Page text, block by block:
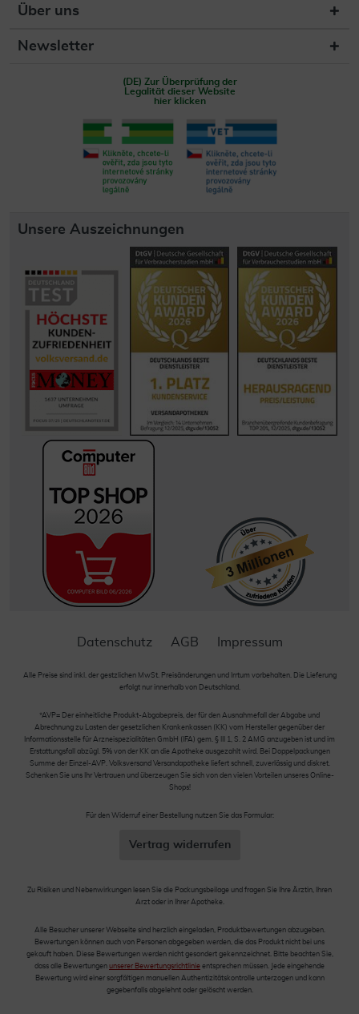
Über uns
Newsletter
(DE) Zur Überprüfung der
Legalität dieser Website
hier klicken
Unsere Auszeichnungen
Datenschutz AGB Impressum
Alle Preise sind inkl. der gestzlichen MwSt. Preisänderungen und Irrtum vorbehalten. Die Lieferung
erfolgt nur innerhalb von Deutschland.
*AVP= Der einheitliche Produkt-Abgabepreis, der für den Ausnahmefall der Abgabe und
Abrechnung zu Lasten der gesetzlichen Krankenkassen (KK) vom Hersteller gegenüber der
Informationsstelle für Arzneispezialitäten GmbH (IFA) gem. § III 1, S. 2 AMG anzugeben ist und im
Erstattungsfall abzügl. 5% von der KK an die Apotheke ausgezahlt wird. Bei Doppelpackungen
Summe der Einzel-AVP. Volksversand Versandapotheke liefert schnell, zuverlässig und diskret.
Schenken Sie uns Ihr Vertrauen und überzeugen Sie sich von den vielen Vorteilen unseres Online-
Shops!
Für den Widerruf einer Bestellung nutzen Sie das Formular:
Vertrag widerrufen
Zu Risiken und Nebenwirkungen lesen Sie die Packungsbeilage und fragen Sie Ihre Ärztin, Ihren
Arzt oder in Ihrer Apotheke.
Alle Besucher unserer Webseite sind herzlich eingeladen, Produktbewertungen abzugeben.
Bewertungen können auch von Personen abgegeben werden, die das Produkt nicht bei uns
gekauft haben. Diese Bewertungen werden nicht gesondert gekennzeichnet. Bitte beachten Sie,
dass alle Bewertungen unserer Bewertungsrichtlinie entsprechen müssen. Jede eingehende
Bewertung wird einer sorgfältigen manuellen Authentizitätskontrolle unterzogen und kann
gegebenfalls abgelehnt oder gelöscht werden.